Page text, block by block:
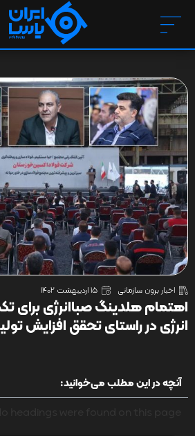
اخبار برون سازمانی 15 اردیبهشت 1402
اهتمام هلدینگ صباانرژی برای
انرژی در راستای تحقق افزایش
آنچه در این مطلب می‌خوانید: